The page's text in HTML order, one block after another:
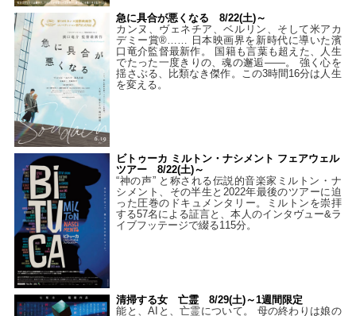
急に具合が悪くなる 8/22(土)～
カンヌ、ヴェネチア、ベルリン、そして米アカ
デミー賞®…… 日本映画界を新時代に導いた濱
口竜介監督最新作。 国籍も言葉も超えた、人生
でたった一度きりの、魂の邂逅――。 強く心を
揺さぶる、比類なき傑作。この3時間16分は人生
を変える。
ビトゥーカ ミルトン・ナシメント フェアウェル
ツアー 8/22(土)～
“神の声” と称される伝説的音楽家ミルトン・ナ
シメント、その半生と2022年最後のツアーに迫
った圧巻のドキュメンタリー。ミルトンを崇拝
する57名による証言と、本人のインタヴュー&ラ
イブフッテージで綴る115分。
清掃する女 亡霊 8/29(土)～1週間限定
能と、AIと、亡霊について。 母の終わりは娘の